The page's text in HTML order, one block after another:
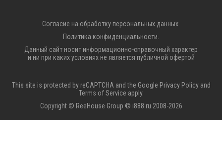
Согласие на обработку персональных данных.
Политика конфиденциальности.
Данный сайт носит информационно-справочный характер
и ни при каких условиях не является публичной офертой
This site is protected by reCAPTCHA and the Google Privacy Policyand
Terms of Service apply.
Copyright © ReeHouse Group © i888.ru 2008-2026